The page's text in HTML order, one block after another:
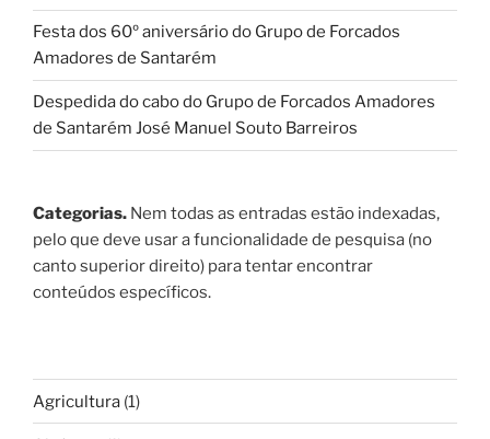
Festa dos 60º aniversário do Grupo de Forcados
Amadores de Santarém
Despedida do cabo do Grupo de Forcados Amadores
de Santarém José Manuel Souto Barreiros
Categorias. Nem todas as entradas estão indexadas,
pelo que deve usar a funcionalidade de pesquisa (no
canto superior direito) para tentar encontrar
conteúdos específicos.
Agricultura (1)